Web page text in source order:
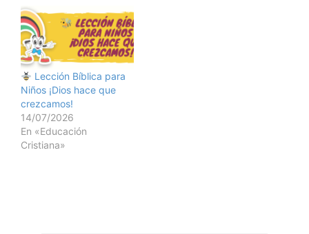
Lección Bíblica para
Niños ¡Dios hace que
crezcamos!
14/07/2026
En «Educación
Cristiana»